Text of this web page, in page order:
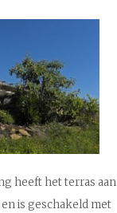
heeft het terras aan
is geschakeld met